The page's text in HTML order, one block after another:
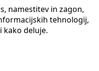
namestitev in zagon,
tehnologij,
kako deluje.